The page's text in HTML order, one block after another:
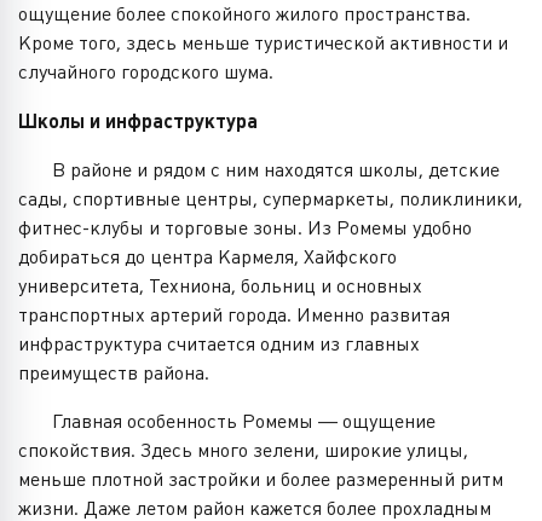
ощущение более спокойного жилого пространства.
Кроме того, здесь меньше туристической активности и
случайного городского шума.
Школы и инфраструктура
В районе и рядом с ним находятся школы, детские
сады, спортивные центры, супермаркеты, поликлиники,
фитнес-клубы и торговые зоны. Из Ромемы удобно
добираться до центра Кармеля, Хайфского
университета, Техниона, больниц и основных
транспортных артерий города. Именно развитая
инфраструктура считается одним из главных
преимуществ района.
Главная особенность Ромемы — ощущение
спокойствия. Здесь много зелени, широкие улицы,
меньше плотной застройки и более размеренный ритм
жизни. Даже летом район кажется более прохладным